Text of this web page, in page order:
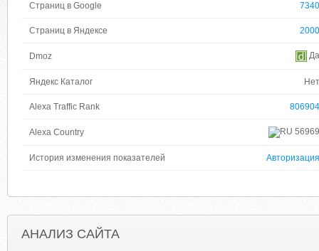
Страниц в Google 7340
Страниц в Яндексе 2000
Dmoz Да
Яндекс Каталог Нет
Alexa Traffic Rank 806904
Alexa Country 56969
История изменения показателей Авторизация
АНАЛИЗ САЙТА